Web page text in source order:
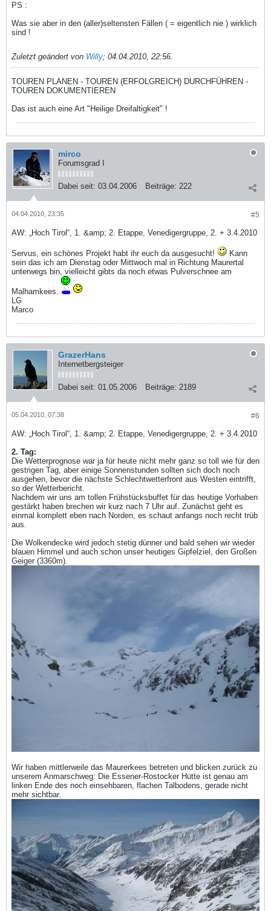
PS :
Was sie aber in den (aller)seltensten Fällen ( = eigentlich nie ) wirklich
sind !
Zuletzt geändert von Willy; 04.04.2010, 22:56.
TOUREN PLANEN - TOUREN (ERFOLGREICH) DURCHFÜHREN -
TOUREN DOKUMENTIEREN
Das ist auch eine Art "Heilige Dreifaltigkeit" !
mirco
Forumsgrad I
Dabei seit: 03.04.2006 Beiträge: 222
#5
04.04.2010, 23:35
AW: „Hoch Tirol“, 1. &amp; 2. Etappe, Venedigergruppe, 2. + 3.4.2010
Servus, ein schönes Projekt habt ihr euch da ausgesucht!
Kann
sein das ich am Dienstag oder Mittwoch mal in Richtung Maurertal
unterwegs bin, vielleicht gibts da noch etwas Pulverschnee am
Malhamkees.
LG
Marco
GrazerHans
Internetbergsteiger
Dabei seit: 01.05.2006 Beiträge: 2189
#6
05.04.2010, 07:38
AW: „Hoch Tirol“, 1. &amp; 2. Etappe, Venedigergruppe, 2. + 3.4.2010
2. Tag:
Die Wetterprognose war ja für heute nicht mehr ganz so toll wie für den
gestrigen Tag, aber einige Sonnenstunden sollten sich doch noch
ausgehen, bevor die nächste Schlechtwetterfront aus Westen eintrifft,
so der Wetterbericht.
Nachdem wir uns am tollen Frühstücksbuffet für das heutige Vorhaben
gestärkt haben brechen wir kurz nach 7 Uhr auf. Zunächst geht es
einmal komplett eben nach Norden, es schaut anfangs noch recht trüb
aus.
Die Wolkendecke wird jedoch stetig dünner und bald sehen wir wieder
blauen Himmel und auch schon unser heutiges Gipfelziel, den Großen
Geiger (3360m).
Wir haben mittlerweile das Maurerkees betreten und blicken zurück zu
unserem Anmarschweg: Die Essener-Rostocker Hütte ist genau am
linken Ende des noch einsehbaren, flachen Talbodens, gerade nicht
mehr sichtbar.